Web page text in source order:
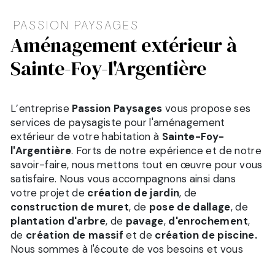
PASSION PAYSAGES
aménagement extérieur à
Sainte-Foy-l'Argentière
L’entreprise Passion Paysages vous propose ses
services de paysagiste pour l'aménagement
extérieur de votre habitation à Sainte-Foy-
l'Argentière. Forts de notre expérience et de notre
savoir-faire, nous mettons tout en œuvre pour vous
satisfaire. Nous vous accompagnons ainsi dans
votre projet de création de jardin, de
construction de muret, de pose de dallage, de
plantation d'arbre, de pavage, d'enrochement,
de création de massif et de création de piscine.
Nous sommes à l'écoute de vos besoins et vous